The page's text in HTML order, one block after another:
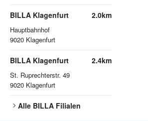
BILLA Klagenfurt
Hauptbahnhof
9020 Klagenfurt
2.0km
BILLA Klagenfurt
St. Ruprechterstr. 49
9020 Klagenfurt
2.4km
Alle BILLA Filialen